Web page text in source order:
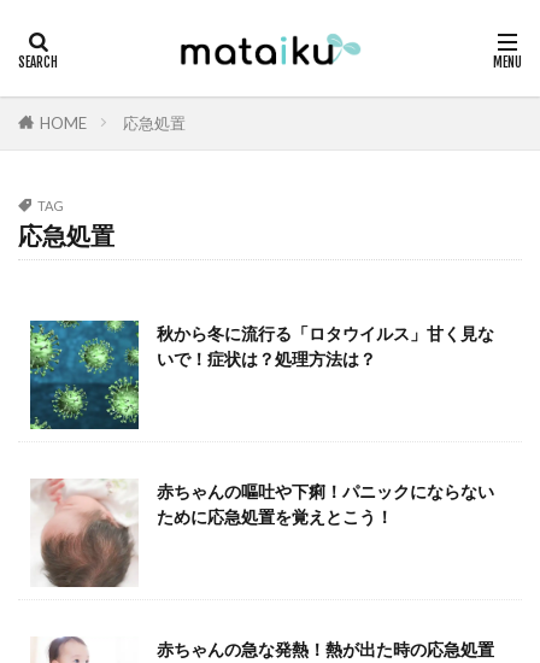
HOME 応急処置
TAG
応急処置
秋から冬に流行る「ロタウイルス」甘く見な
いで！症状は？処理方法は？
赤ちゃんの嘔吐や下痢！パニックにならない
ために応急処置を覚えとこう！
赤ちゃんの急な発熱！熱が出た時の応急処置